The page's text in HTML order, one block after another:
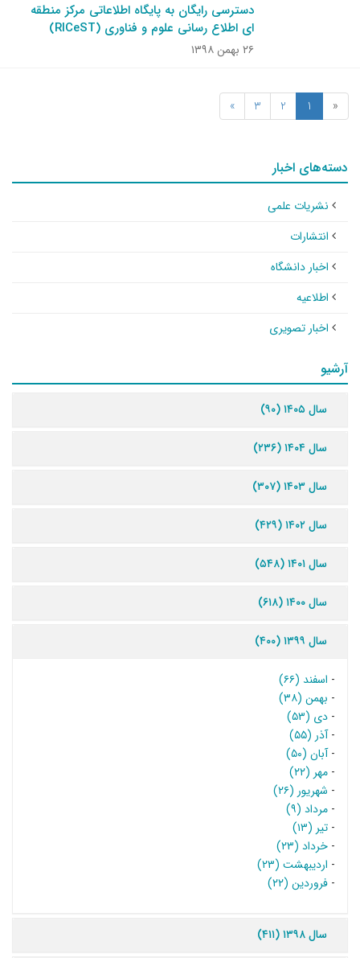
دسترسی رایگان به پایگاه اطلاعاتی مرکز منطقه
ای اطلاع رسانی علوم و فناوری (RICeST)
۲۶ بهمن ۱۳۹۸
«
1
2
3
»
دسته‌های اخبار
نشریات علمی
انتشارات
اخبار دانشگاه
اطلاعیه
اخبار تصویری
آرشیو
سال ۱۴۰۵ (۹۰)
سال ۱۴۰۴ (۲۳۶)
سال ۱۴۰۳ (۳۰۷)
سال ۱۴۰۲ (۴۲۹)
سال ۱۴۰۱ (۵۴۸)
سال ۱۴۰۰ (۶۱۸)
سال ۱۳۹۹ (۴۰۰)
- اسفند (۶۶)
- بهمن (۳۸)
- دی (۵۳)
-آذر (۵۵)
-آبان (۵۰)
- مهر (۲۲)
- شهریور (۲۶)
- مرداد (۹)
- تیر (۱۳)
- خرداد (۲۳)
- اردیبهشت (۲۳)
- فروردین (۲۲)
سال ۱۳۹۸ (۴۱۱)